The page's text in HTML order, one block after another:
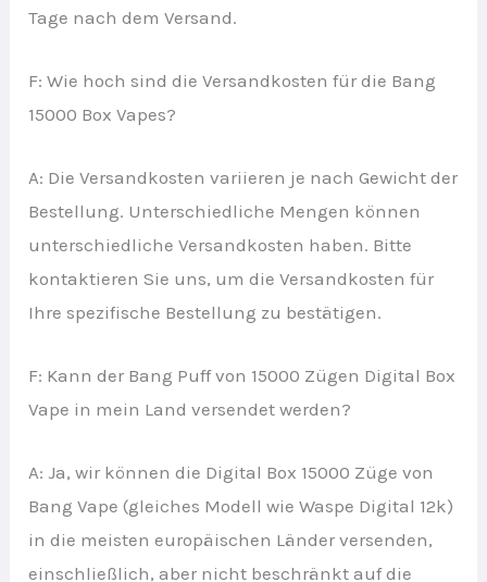
Tage nach dem Versand.
F: Wie hoch sind die Versandkosten für die Bang
15000 Box Vapes?
A: Die Versandkosten variieren je nach Gewicht der
Bestellung. Unterschiedliche Mengen können
unterschiedliche Versandkosten haben. Bitte
kontaktieren Sie uns, um die Versandkosten für
Ihre spezifische Bestellung zu bestätigen.
F: Kann der Bang Puff von 15000 Zügen Digital Box
Vape in mein Land versendet werden?
A: Ja, wir können die Digital Box 15000 Züge von
Bang Vape (gleiches Modell wie Waspe Digital 12k)
in die meisten europäischen Länder versenden,
einschließlich, aber nicht beschränkt auf die